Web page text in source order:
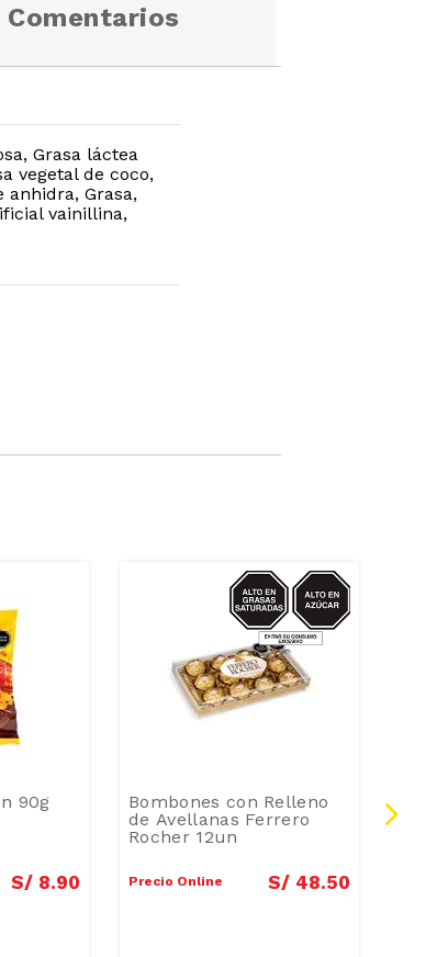
Comentarios
Grasa láctea
vegetal de coco,
anhidra, Grasa,
vainillina,
90g
S/ 8.90
AZUCAR/GRASAS-
SAT
Bombones con Relleno
de Avellanas Ferrero
Rocher 12un
Precio Online S/ 48.50